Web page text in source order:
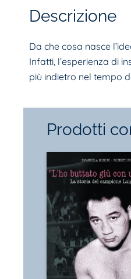
Descrizione
Da che cosa nasce
Infatti, l’esperienza di
più indietro nel tempo
Prodotti